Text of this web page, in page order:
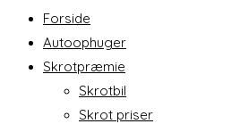
Forside
Autoophuger
Skrotpræmie
Skrotbil
Skrot priser